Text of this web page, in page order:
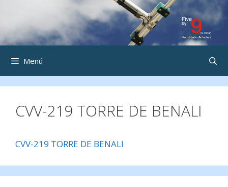
contenido
Menú
CVV-219 TORRE DE BENALI
CVV-219 TORRE DE BENALI